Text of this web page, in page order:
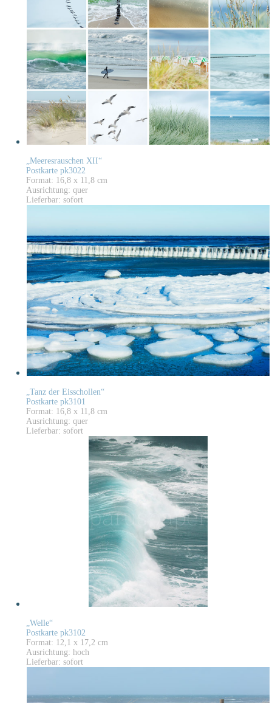
„Meeresrauschen XII“
Postkarte pk3022
Format: 16,8 x 11,8 cm
Ausrichtung: quer
Lieferbar: sofort
„Tanz der Eisschollen“
Postkarte pk3101
Format: 16,8 x 11,8 cm
Ausrichtung: quer
Lieferbar: sofort
„Welle“
Postkarte pk3102
Format: 12,1 x 17,2 cm
Ausrichtung: hoch
Lieferbar: sofort